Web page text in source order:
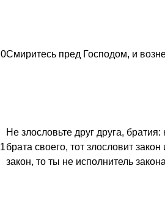
Смиритесь пред Господом, и
Не злословьте друг друга,
брата своего, тот злословит
закон, то ты не исполнитель